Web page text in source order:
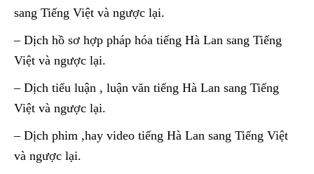
sang Tiếng Việt và ngược lại.
– Dịch hồ sơ hợp pháp hóa tiếng Hà Lan sang Tiếng
Việt và ngược lại.
– Dịch tiểu luận , luận văn tiếng Hà Lan sang Tiếng
Việt và ngược lại.
– Dịch phim ,hay video tiếng Hà Lan sang Tiếng Việt
và ngược lại.